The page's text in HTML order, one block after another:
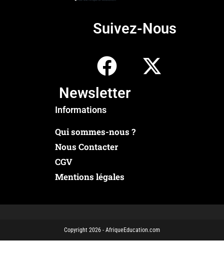
Suivez-Nous
Newsletter
Informations
Qui sommes-nous ?
Nous Contacter
CGV
Mentions légales
Copyright 2026 - AfriqueEducation.com